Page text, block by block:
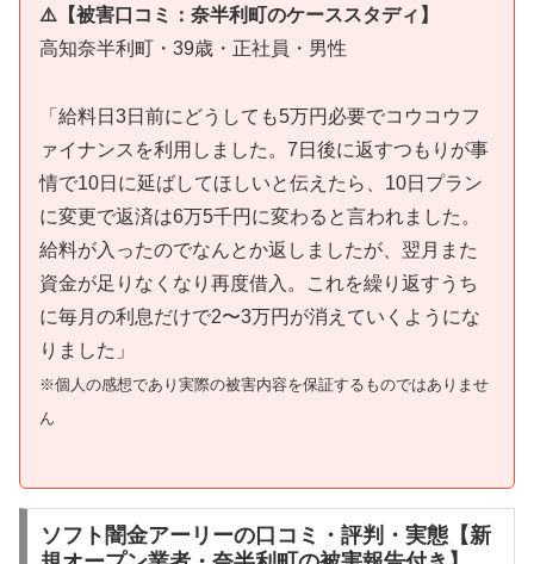
⚠️【被害口コミ：奈半利町のケーススタディ】
高知奈半利町・39歳・正社員・男性
「給料日3日前にどうしても5万円必要でコウコウフ
ァイナンスを利用しました。7日後に返すつもりが事
情で10日に延ばしてほしいと伝えたら、10日プラン
に変更で返済は6万5千円に変わると言われました。
給料が入ったのでなんとか返しましたが、翌月また
資金が足りなくなり再度借入。これを繰り返すうち
に毎月の利息だけで2〜3万円が消えていくようにな
りました」
※個人の感想であり実際の被害内容を保証するものではありませ
ん
ソフト闇金アーリーの口コミ・評判・実態【新